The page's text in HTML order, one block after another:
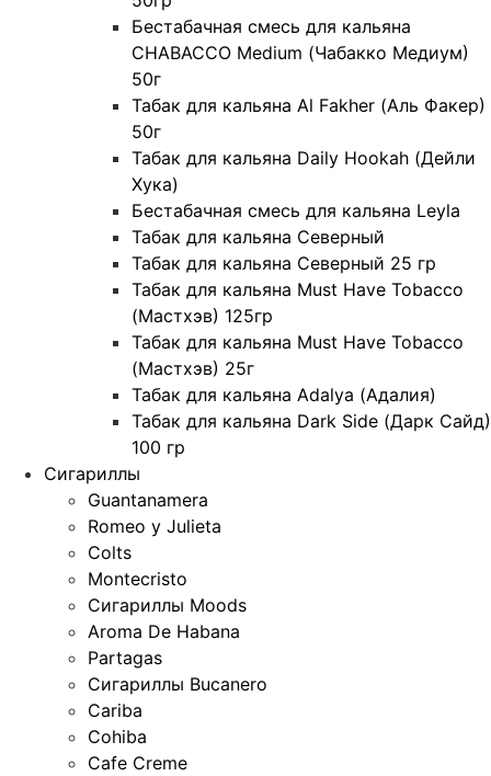
Бестабачная смесь для кальяна
CHABACCO Medium (Чабакко Медиум)
50г
Табак для кальяна Al Fakher (Аль Факер)
50г
Табак для кальяна Daily Hookah (Дейли
Хука)
Бестабачная смесь для кальяна Leyla
Табак для кальяна Северный
Табак для кальяна Северный 25 гр
Табак для кальяна Must Have Tobacco
(Мастхэв) 125гр
Табак для кальяна Must Have Tobacco
(Мастхэв) 25г
Табак для кальяна Adalya (Адалия)
Табак для кальяна Dark Side (Дарк Сайд)
100 гр
Сигариллы
Guantanamera
Romeo y Julieta
Colts
Montecristo
Сигариллы Moods
Aroma De Habana
Partagas
Сигариллы Bucanero
Cariba
Cohiba
Cafe Creme